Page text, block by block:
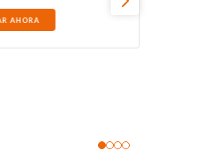
AHORA